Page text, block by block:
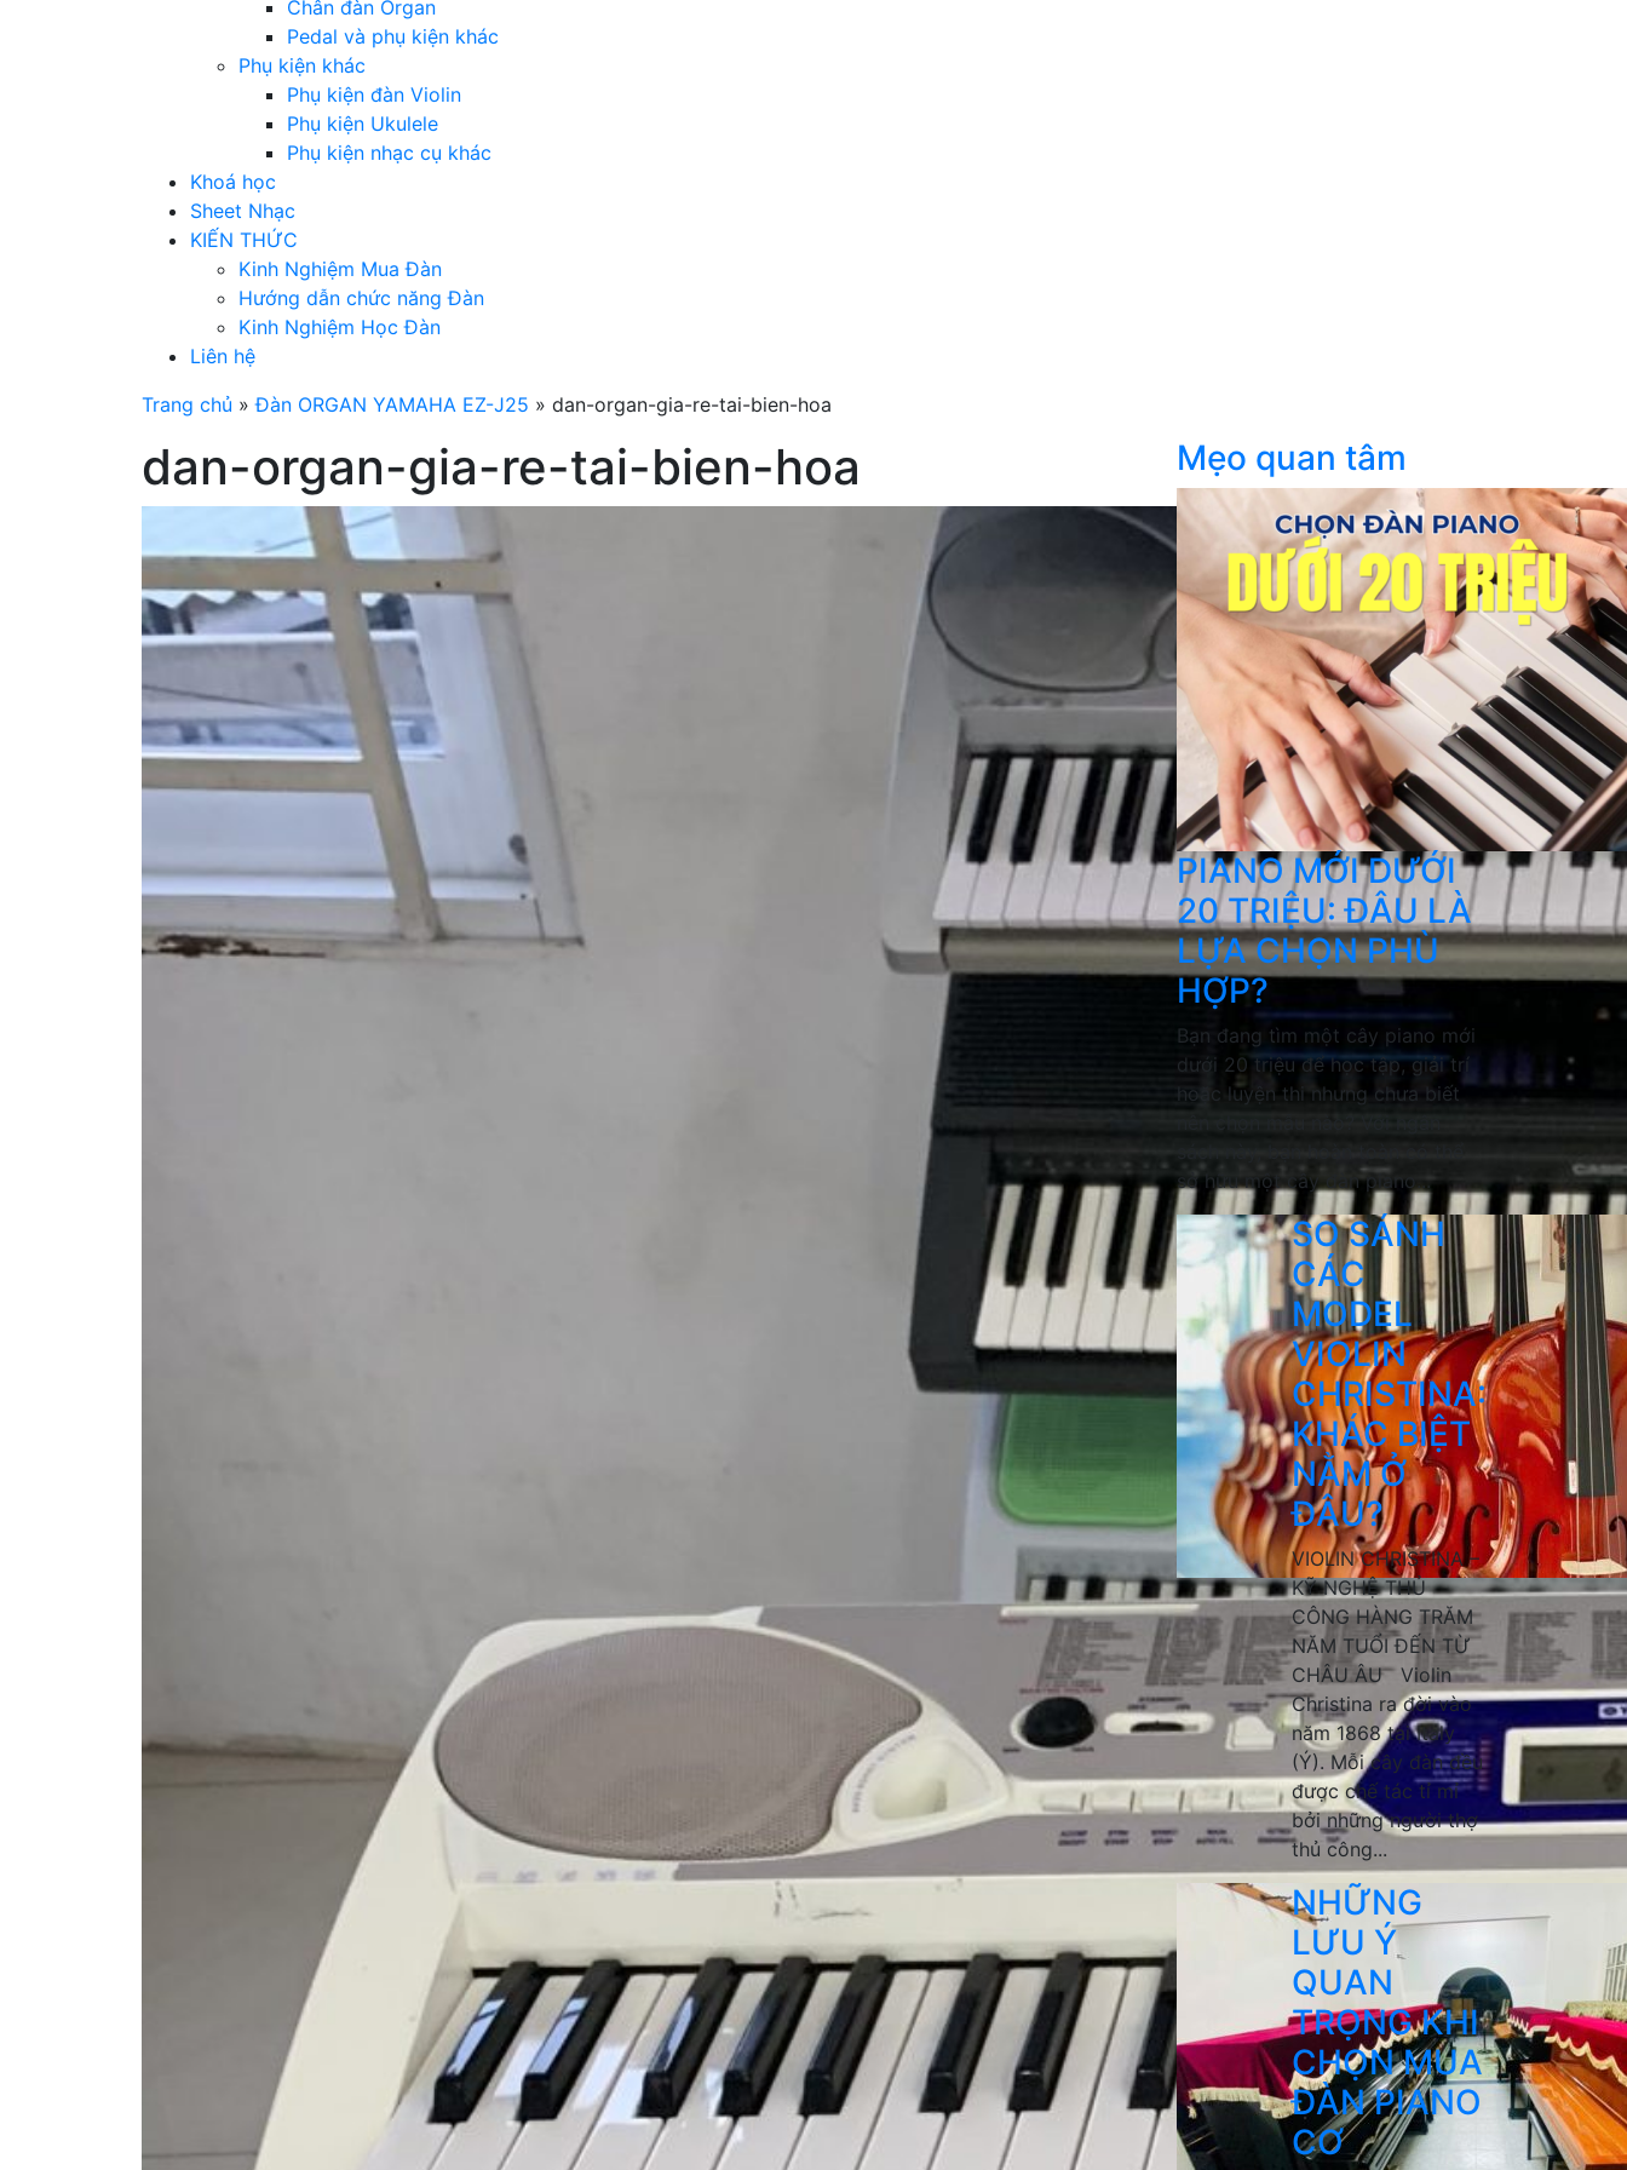
Chân đàn Organ
Pedal và phụ kiện khác
Phụ kiện khác
Phụ kiện đàn Violin
Phụ kiện Ukulele
Phụ kiện nhạc cụ khác
Khoá học
Sheet Nhạc
KIẾN THỨC
Kinh Nghiệm Mua Đàn
Hướng dẫn chức năng Đàn
Kinh Nghiệm Học Đàn
Liên hệ
Trang chủ »Đàn ORGAN YAMAHA EZ-J25 » dan-organ-gia-re-tai-bien-hoa
dan-organ-gia-re-tai-bien-hoa Mẹo quan tâm
PIANO MỚI DƯỚI
20 TRIỆU: ĐÂU LÀ
LỰA CHỌN PHÙ
HỢP?
Bạn đang tìm một cây piano mới
dưới 20 triệu để học tập, giải trí
hoặc luyện thi nhưng chưa biết
sở hữu một cây đàn piano...
SO SÁNH
CÁC
MODEL
VIOLIN
CHRISTINA:
KHÁC BIỆT
NẰM Ở
ĐÂU?
VIOLIN CHRISTINA –
KỸ NGHỆ THỦ
CÔNG HÀNG TRĂM
NĂM TUỔI ĐẾN TỪ
CHÂU ÂU Violin
Christina ra đời vào
năm 1868 tại Italy
(Ý). Mỗi cây đàn đều
được chế tác tỉ mỉ
bởi những người thợ
thủ công...
NHỮNG
LƯU Ý
QUAN
TRỌNG KHI
CHỌN MUA
ĐÀN PIANO
CƠ